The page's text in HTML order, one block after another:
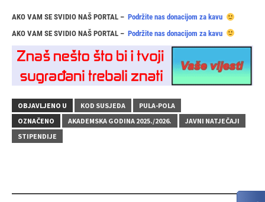
AKO VAM SE SVIDIO NAŠ PORTAL – Podržite nas donacijom za kavu
AKO VAM SE SVIDIO NAŠ PORTAL – Podržite nas donacijom za kavu
OBJAVLJENO U KOD SUSJEDA
PULA-POLA
OZNAČENO
AKADEMSKA GODINA 2025./2026.
JAVNI NATJEČAJI
STIPENDIJE